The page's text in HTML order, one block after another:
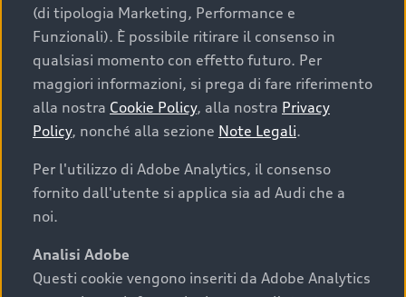
Cosa sapere prima di
acquistare la tua prossima
auto
I requisiti fondamentali da considerare prima di
acquistare un’auto usata, oltre al prezzo e all'aspetto,
chilometraggio: un valore contenuto corrisponde a
(di tipologia Marketing, Performance e
Funzionali). È possibile ritirare il consenso in
qualsiasi momento con effetto futuro. Per
maggiori informazioni, si prega di fare riferimento
alla nostra Cookie Policy, alla nostra Privacy
Policy, nonché alla sezione Note Legali.
Per l'utilizzo di Adobe Analytics, il consenso
fornito dall'utente si applica sia ad Audi che a
noi.
Analisi Adobe
Questi cookie vengono inseriti da Adobe Analytics